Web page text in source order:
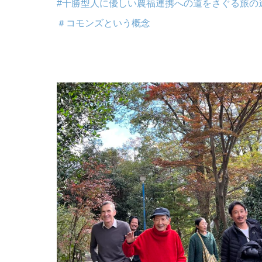
#十勝型人に優しい農福連携への道をさぐる旅の
＃コモンズという概念